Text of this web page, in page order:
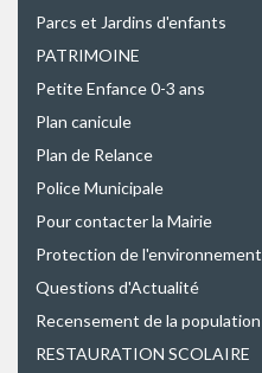
Parcs et Jardins d'enfants
PATRIMOINE
Petite Enfance 0-3 ans
Plan canicule
Plan de Relance
Police Municipale
Pour contacter la Mairie
Protection de l'environnement
Questions d'Actualité
Recensement de la population
RESTAURATION SCOLAIRE